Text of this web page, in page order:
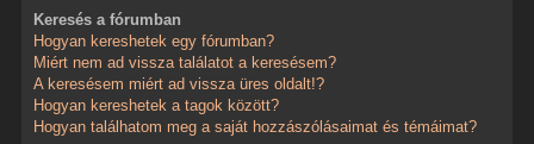
Keresés a fórumban
Hogyan kereshetek egy fórumban?
Miért nem ad vissza találatot a keresésem?
A keresésem miért ad vissza üres oldalt!?
Hogyan kereshetek a tagok között?
Hogyan találhatom meg a saját hozzászólásaimat és témáimat?